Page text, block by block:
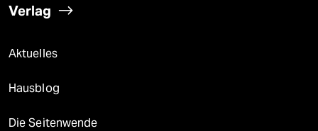
Verlag
Aktuelles
Hausblog
Die Seitenwende